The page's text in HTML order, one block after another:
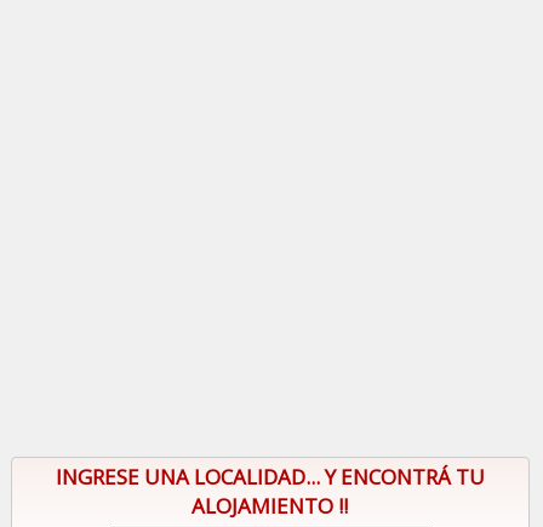
INGRESE UNA LOCALIDAD... Y ENCONTRÁ TU
ALOJAMIENTO !!